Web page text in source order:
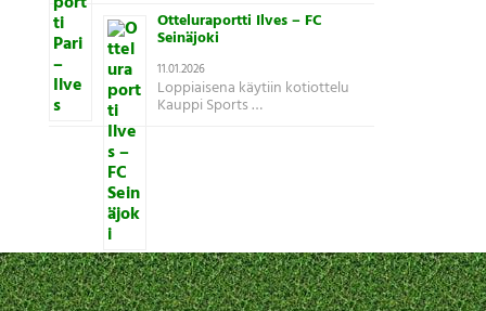
Otteluraportti Ilves – FC
Seinäjoki
11.01.2026
Loppiaisena käytiin kotiottelu
Kauppi Sports …